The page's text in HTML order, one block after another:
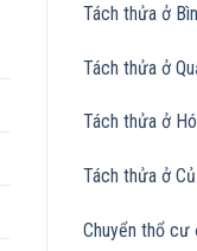
Tách thửa ở
Tách thửa ở
Tách thửa ở
Tách thửa ở
Chuyển thổ cư